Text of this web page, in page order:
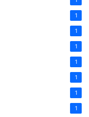
1
1
1
1
1
1
1